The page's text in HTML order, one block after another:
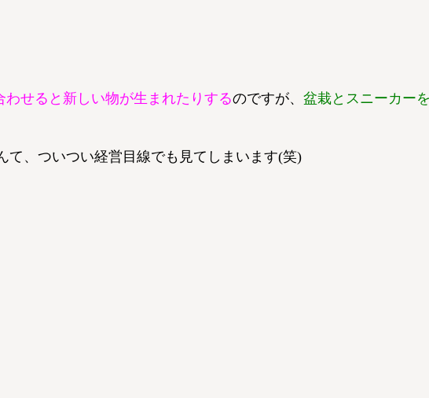
わせると新しい物が生まれたりするのですが、 盆栽とスニーカー
て、ついつい経営目線でも見てしまいます(笑)